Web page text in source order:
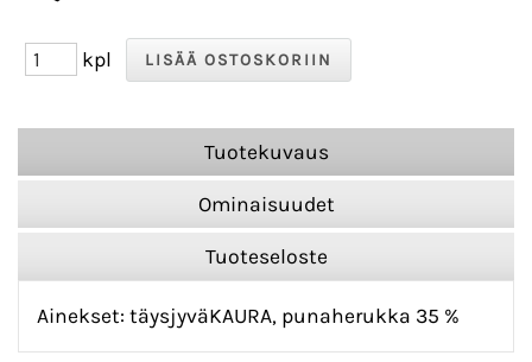
kpl
Tuotekuvaus
Ominaisuudet
Tuoteseloste
Ainekset: täysjyväKAURA, punaherukka 35 %